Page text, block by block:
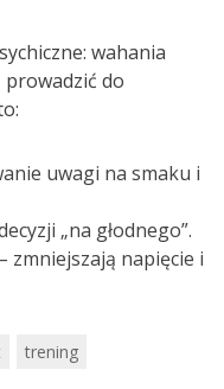
wahania
do
uwagi na smaku i
„na głodnego”.
zmniejszają napięcie i
trening